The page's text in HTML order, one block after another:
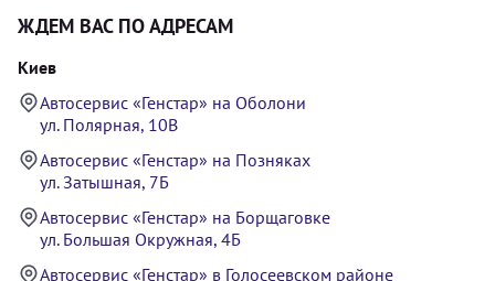
ЖДЕМ ВАС ПО АДРЕСАМ
Киев
Автосервис «Генстар» на Оболони
ул. Полярная, 10В
Автосервис «Генстар» на Позняках
ул. Затышная, 7Б
Автосервис «Генстар» на Борщаговке
ул. Большая Окружная, 4Б
Автосервис «Генстар» в Голосеевском районе